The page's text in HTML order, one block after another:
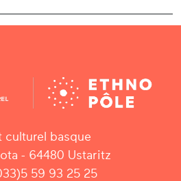
culturel basque
- 64480 Ustaritz
59 93 25 25